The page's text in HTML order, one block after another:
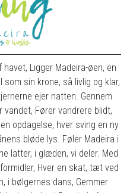
Ligger Madeira-øen, en
sin krone, så livlig og klar,
ejer natten. Gennem
vandet, Fører vandrere blidt,
opdagelse, hver sving en ny
bløde lys. Føler Madeira i
latter, i glæden, vi deler. Med
Hver en skat, tæt ved
i bølgernes dans, Gemmer